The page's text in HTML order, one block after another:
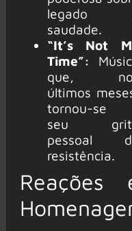
legado
saudade.
“It’s Not
Time”:
que,
últimos
tornou-se
seu
pessoal
resistência.
Reações